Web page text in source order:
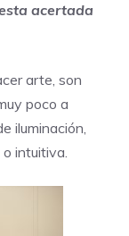
acertada
arte, son
poco a
iluminación,
intuitiva.